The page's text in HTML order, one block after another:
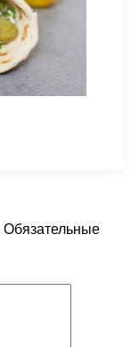
Обязательные